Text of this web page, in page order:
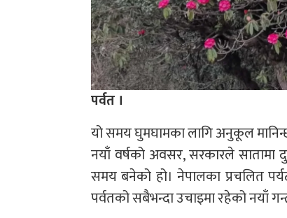
पर्वत ।
यो समय घुमघामका लागि अनुकूल
नयाँ वर्षको अवसर, सरकारले
समय बनेको हो। नेपालका प्रचलित
पर्वतको सबैभन्दा उचाइमा रहेको नयाँ